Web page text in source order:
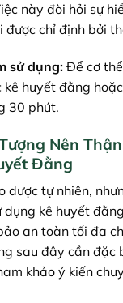
này đòi hỏi sự
chỉ định bởi
sử dụng: Để cơ
kê huyết đằng
30 phút.
Nên
Đằng
dược tự nhiên,
dụng kê huyết
an toàn tối đa
sau đây cần đặc
khảo ý kiến